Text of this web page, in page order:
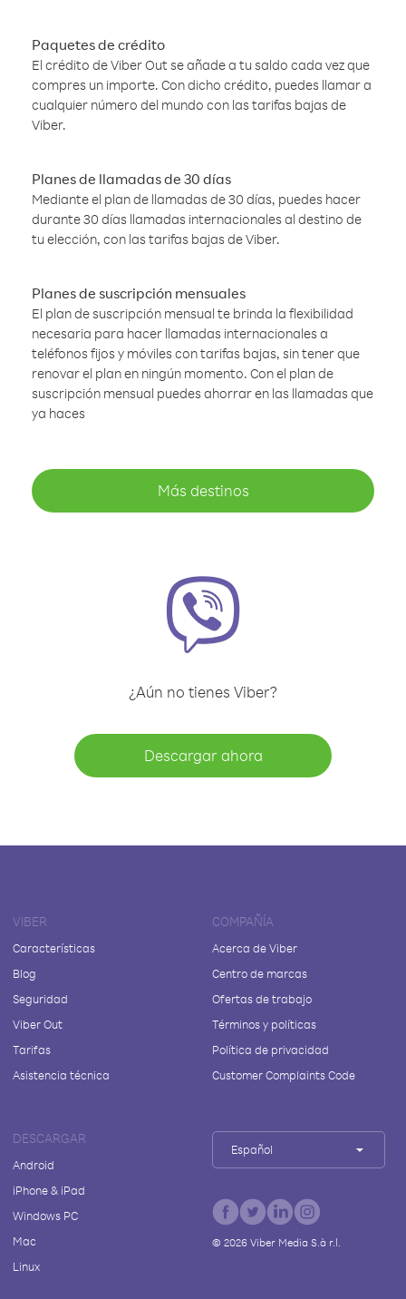
Paquetes de crédito
El crédito de Viber Out se añade a tu saldo cada vez que
compres un importe. Con dicho crédito, puedes llamar a
cualquier número del mundo con las tarifas bajas de
Viber.
Planes de llamadas de 30 días
Mediante el plan de llamadas de 30 días, puedes hacer
durante 30 días llamadas internacionales al destino de
tu elección, con las tarifas bajas de Viber.
Planes de suscripción mensuales
El plan de suscripción mensual te brinda la flexibilidad
necesaria para hacer llamadas internacionales a
teléfonos fijos y móviles con tarifas bajas, sin tener que
renovar el plan en ningún momento. Con el plan de
suscripción mensual puedes ahorrar en las llamadas que
ya haces
Más destinos
¿Aún no tienes Viber?
Descargar ahora
VIBER
Características
Blog
Seguridad
Viber Out
Tarifas
Asistencia técnica
COMPAÑÍA
Acerca de Viber
Centro de marcas
Ofertas de trabajo
Términos y políticas
Política de privacidad
Customer Complaints Code
DESCARGAR
Android
iPhone & iPad
Windows PC
Mac
Linux
Español
© 2026Viber Media S.à r.l.